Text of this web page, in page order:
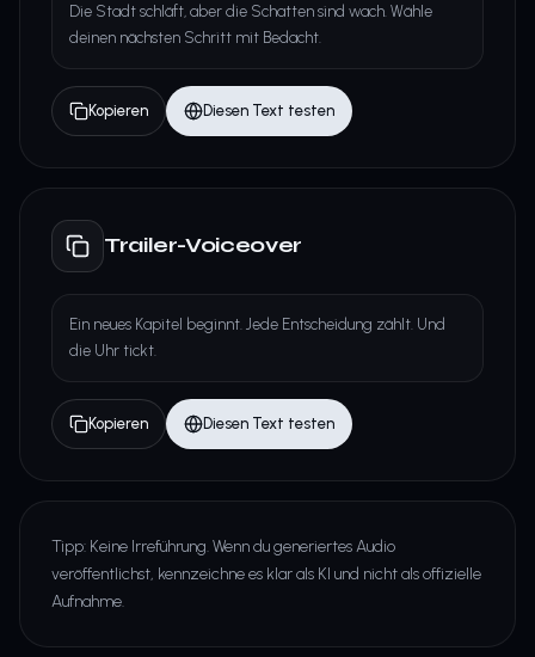
Die Stadt schläft, aber die Schatten sind wach. Wähle
deinen nächsten Schritt mit Bedacht.
Kopieren Diesen Text testen
Trailer-Voiceover
Ein neues Kapitel beginnt. Jede Entscheidung zählt. Und
die Uhr tickt.
Kopieren Diesen Text testen
Tipp: Keine Irreführung. Wenn du generiertes Audio
veröffentlichst, kennzeichne es klar als KI und nicht als offizielle
Aufnahme.